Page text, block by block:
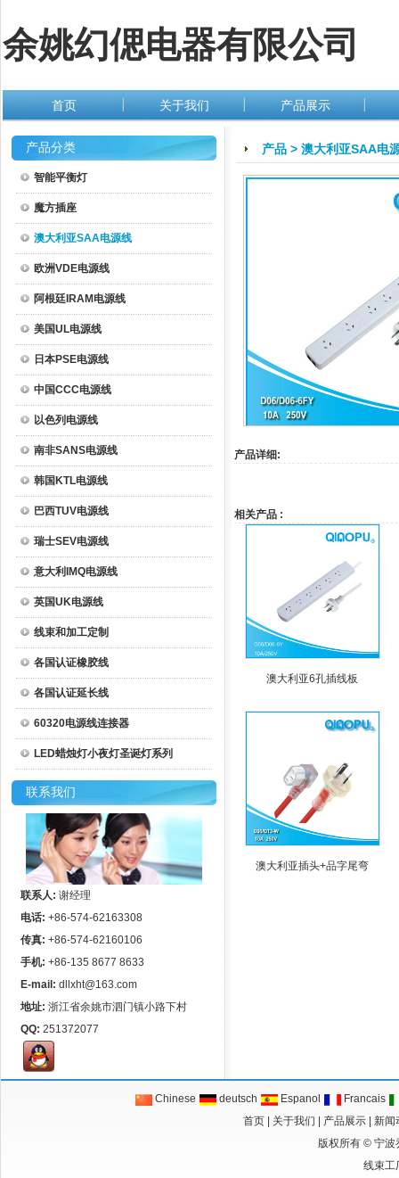
余姚幻偲电器有限公司
首页 关于我们 产品展示
产品分类
智能平衡灯
魔方插座
澳大利亚SAA电源线
欧洲VDE电源线
阿根廷IRAM电源线
美国UL电源线
日本PSE电源线
中国CCC电源线
以色列电源线
南非SANS电源线
韩国KTL电源线
巴西TUV电源线
瑞士SEV电源线
意大利IMQ电源线
英国UK电源线
线束和加工定制
各国认证橡胶线
各国认证延长线
60320电源线连接器
LED蜡烛灯小夜灯圣诞灯系列
联系我们
联系人: 谢经理
电话: +86-574-62163308
传真: +86-574-62160106
手机: +86-135 8677 8633
E-mail: dllxht@163.com
地址: 浙江省余姚市泗门镇小路下村
QQ: 251372077
产品 > 澳大利亚SAA电
产品详细:
相关产品 :
澳大利亚6孔插线板
澳大利亚插头+品字尾弯
Chinese deutsch Espanol
Francais
首页
关于我们 产品展示
新闻
版权所有 © 宁波
线束工